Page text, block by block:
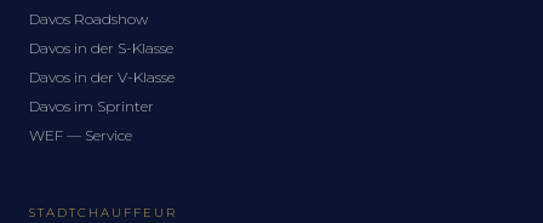
Davos Roadshow
Davos in der S-Klasse
Davos in der V-Klasse
Davos im Sprinter
WEF — Service
STADTCHAUFFEUR